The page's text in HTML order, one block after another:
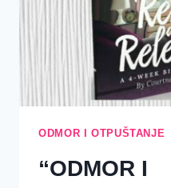
ODMOR I OTPUŠTANJE
“ODMOR I